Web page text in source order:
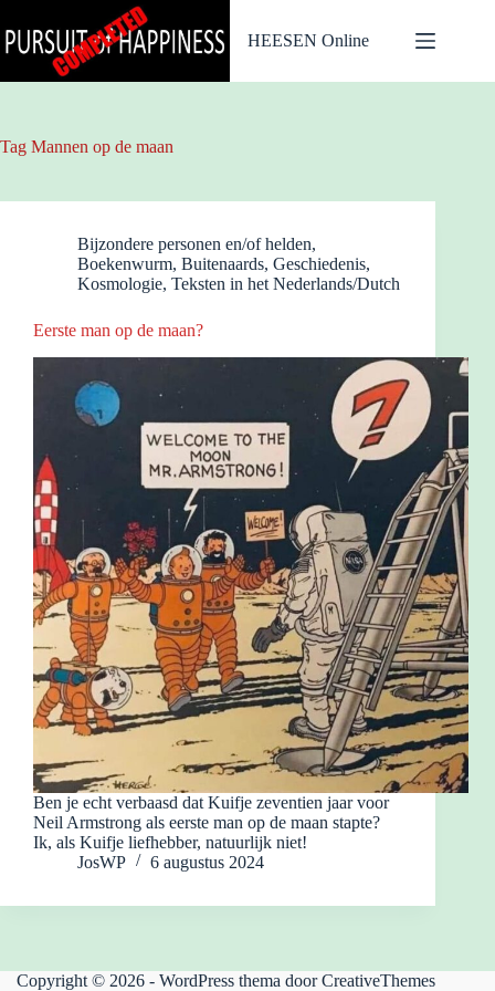
naar
de
HEESEN Online
Tag Mannen op de maan
Bijzondere personen en/of helden,
Boekenwurm, Buitenaards, Geschiedenis,
Kosmologie, Teksten in het Nederlands/Dutch
Eerste man op de maan?
Ben je echt verbaasd dat Kuifje zeventien jaar voor
Neil Armstrong als eerste man op de maan stapte?
Ik, als Kuifje liefhebber, natuurlijk niet!
JosWP
6 augustus 2024
Copyright © 2026 - WordPress thema doorCreativeThemes